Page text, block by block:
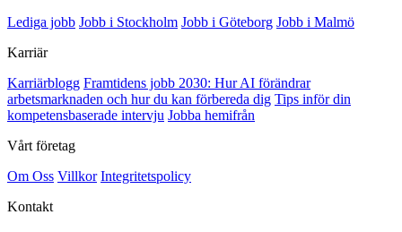
Lediga jobb Jobb i Stockholm Jobb i Göteborg Jobb i Malmö
Karriär
Karriärblogg Framtidens jobb 2030: Hur AI förändrar
arbetsmarknaden och hur du kan förbereda dig Tips inför din
kompetensbaserade intervju Jobba hemifrån
Vårt företag
Om Oss Villkor Integritetspolicy
Kontakt